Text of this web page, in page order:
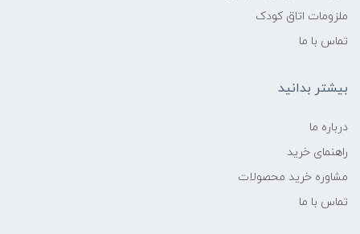
ملزومات اتاق کودک
تماس با ما
بیشتر بدانید
درباره ما
راهنمای خرید
مشاوره خرید محصولات
تماس با ما